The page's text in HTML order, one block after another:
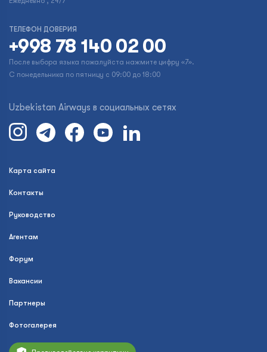
ТЕЛЕФОН ДОВЕРИЯ
+998 78 140 02 00
После выбора языка пожалуйста нажмите цифру «7».
С понедельника по пятницу с 09:00 до 18:00
Uzbekistan Airways в социальных сетях
Карта сайта
Контакты
Руководство
Агентам
Форум
Вакансии
Партнеры
Фотогалерея